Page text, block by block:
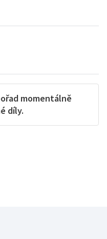
momentálně
díly.